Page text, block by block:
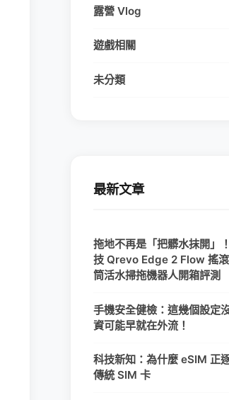
露營 Vlog
遊戲相關
未分類
最新文章
拖地不再是「把髒水抹開」
技 Qrevo Edge 2 Flow 搖
筒活水掃拖機器人開箱評測
手機安全健檢：這幾個設定
資可能早就在外流！
科技新知：為什麼 eSIM 正
傳統 SIM 卡